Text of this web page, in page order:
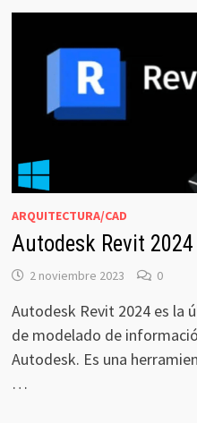
ARQUITECTURA/CAD
Autodesk Revit
2 noviembre 2023 0
Autodesk Revit 2024 es la
de modelado de
Autodesk. Es una
…